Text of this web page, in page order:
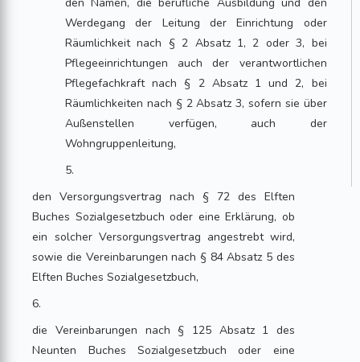
Werdegang der Leitung der Einrichtung oder
Räumlichkeit nach § 2 Absatz 1, 2 oder 3, bei
Pflegeeinrichtungen auch der verantwortlichen
Pflegefachkraft nach § 2 Absatz 1 und 2, bei
Räumlichkeiten nach § 2 Absatz 3, sofern sie über
Außenstellen verfügen, auch der
Wohngruppenleitung,
5.
den Versorgungsvertrag nach § 72 des Elften
Buches Sozialgesetzbuch oder eine Erklärung, ob
ein solcher Versorgungsvertrag angestrebt wird,
sowie die Vereinbarungen nach § 84 Absatz 5 des
Elften Buches Sozialgesetzbuch,
6.
die Vereinbarungen nach § 125 Absatz 1 des
Neunten Buches Sozialgesetzbuch oder eine